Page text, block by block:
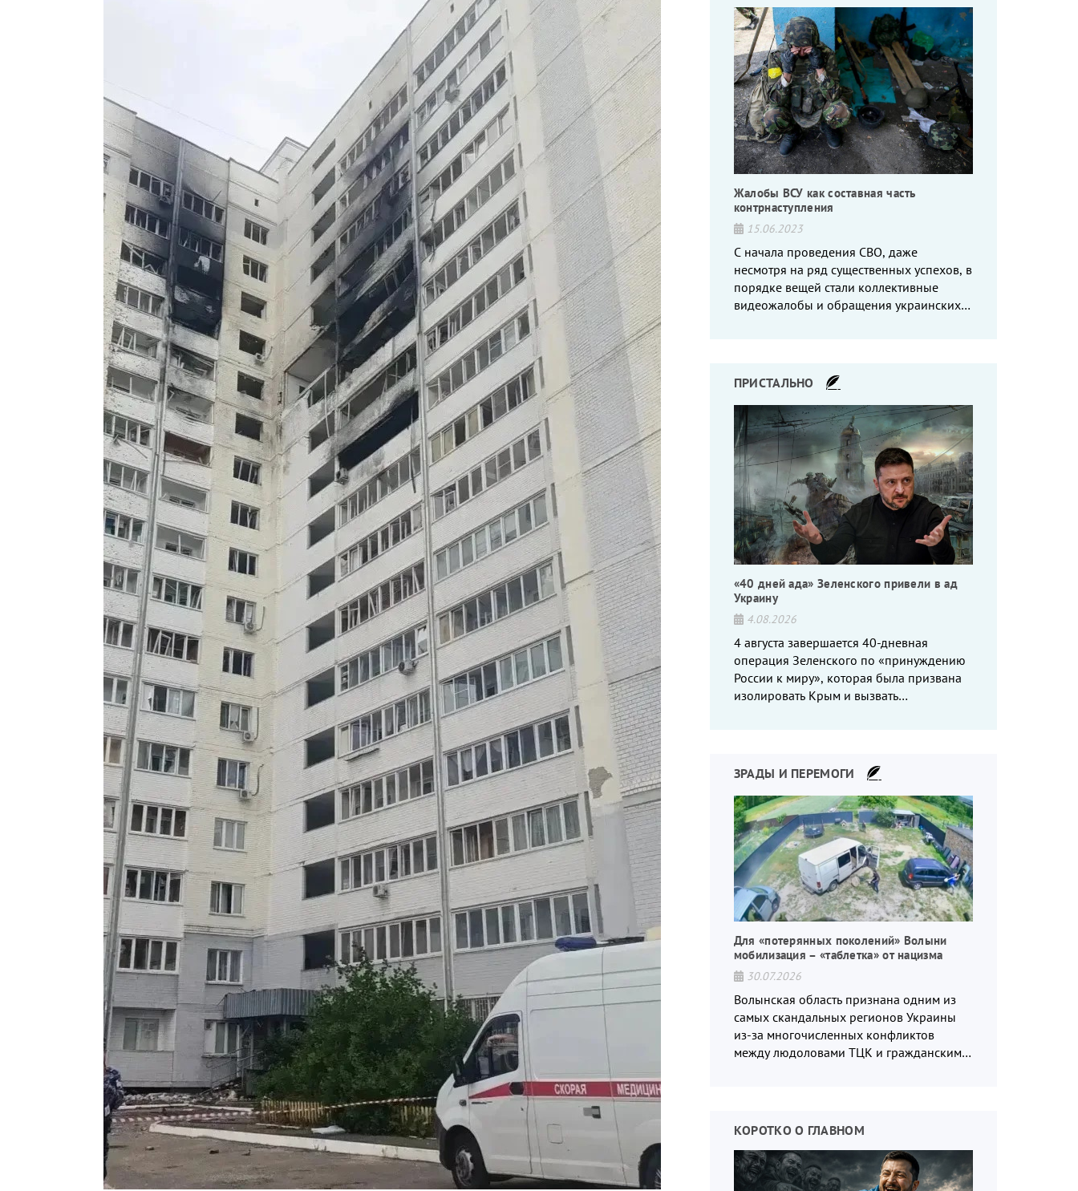
Жалобы ВСУ как составная часть
контрнаступления
15.06.2023
С начала проведения СВО, даже
несмотря на ряд существенных успехов, в
порядке вещей стали коллективные
видеожалобы и обращения украинских
ПРИСТАЛЬНО
«40 дней ада» Зеленского привели в ад
Украину
4.08.2026
4 августа завершается 40-дневная
операция Зеленского по «принуждению
России к миру», которая была призвана
изолировать Крым и вызвать
ЗРАДЫ И ПЕРЕМОГИ
Для «потерянных поколений» Волыни
мобилизация – «таблетка» от нацизма
30.07.2026
Волынская область признана одним из
самых скандальных регионов Украины
из-за многочисленных конфликтов
между людоловами ТЦК и гражданским
КОРОТКО О ГЛАВНОМ